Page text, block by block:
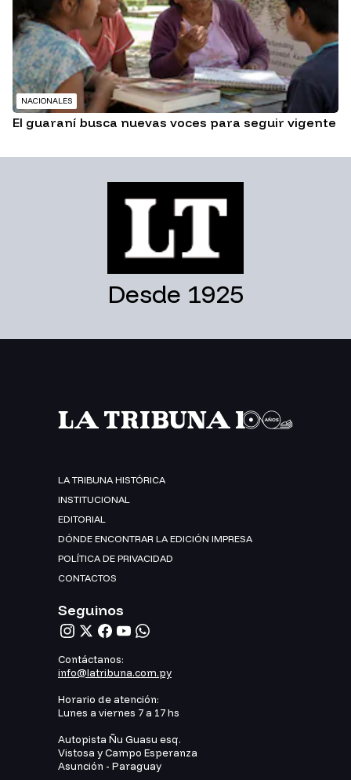
NACIONALES
El guaraní busca nuevas voces para seguir vigente
Desde 1925
LA TRIBUNA HISTÓRICA
INSTITUCIONAL
EDITORIAL
DÓNDE ENCONTRAR LA EDICIÓN IMPRESA
POLÍTICA DE PRIVACIDAD
CONTACTOS
Seguinos
Contáctanos:
info@latribuna.com.py
Horario de atención:
Lunes a viernes 7 a 17 hs
Autopista Ñu Guasu esq.
Vistosa y Campo Esperanza
Asunción - Paraguay